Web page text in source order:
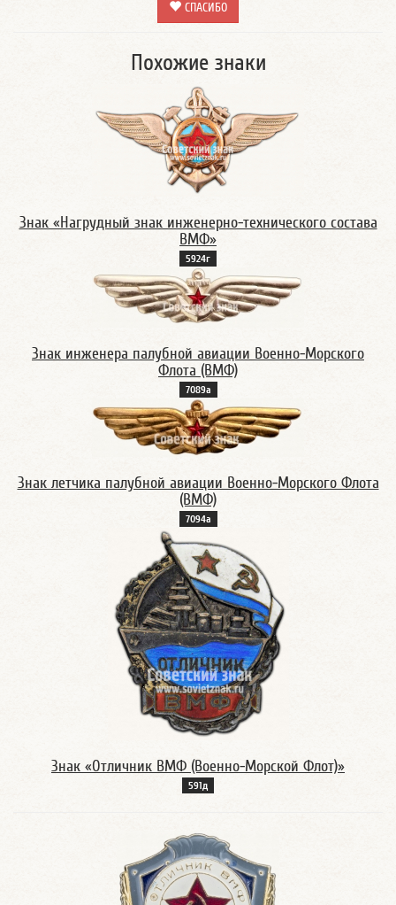
СПАСИБО
Похожие знаки
Знак «Нагрудный знак инженерно-технического состава
ВМФ»
5924г
Знак инженера палубной авиации Военно-Морского
Флота (ВМФ)
7089а
Знак летчика палубной авиации Военно-Морского Флота
(ВМФ)
7094а
Знак «Отличник ВМФ (Военно-Морской Флот)»
591д